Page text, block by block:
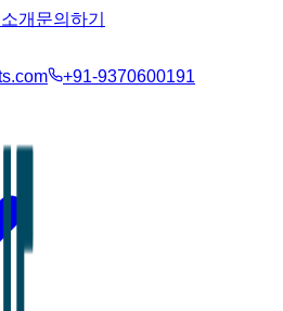
개 문의하기
+91-9370600191